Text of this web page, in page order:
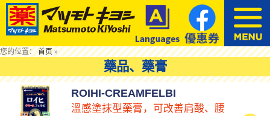
您的位置：首页»
藥品、藥膏
ROIHI-CREAMFELBI
溫感塗抹型藥膏，可改善肩酸、腰